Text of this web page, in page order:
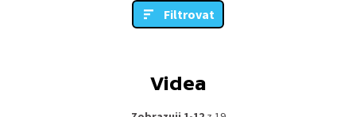
Filtrovat
Videa